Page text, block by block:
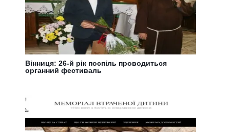
Вінниця: 26-й рік поспіль проводиться
органний фестиваль